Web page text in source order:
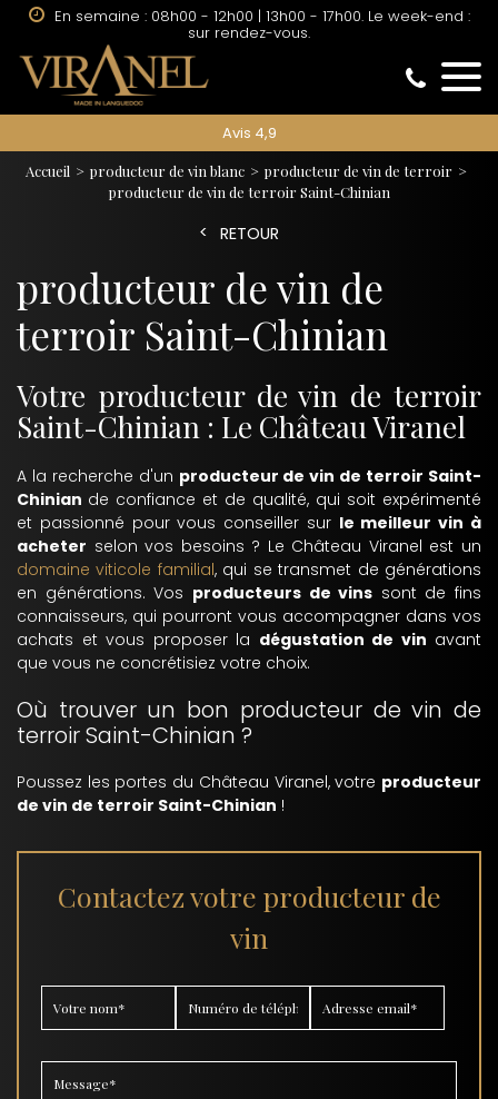
sur rendez-vous.
Avis 4,9
Accueil producteur de vin blanc
producteur de vin de terroir
producteur de vin de terroir Saint-Chinian
RETOUR
producteur de vin de
terroir Saint-Chinian
Votre producteur de vin de terroir
Saint-Chinian : Le Château Viranel
A la recherche d'un producteur de vin de terroir Saint-
Chinian de confiance et de qualité, qui soit expérimenté
et passionné pour vous conseiller sur le meilleur vin à
acheter selon vos besoins ? Le Château Viranel est un
domaine viticole familial, qui se transmet de générations
en générations. Vos producteurs de vins sont de fins
connaisseurs, qui pourront vous accompagner dans vos
achats et vous proposer la dégustation de vin avant
que vous ne concrétisiez votre choix.
Où trouver un bon producteur de vin de
terroir Saint-Chinian ?
Poussez les portes du Château Viranel, votre producteur
de vin de terroir Saint-Chinian !
Contactez votre producteur de
vin